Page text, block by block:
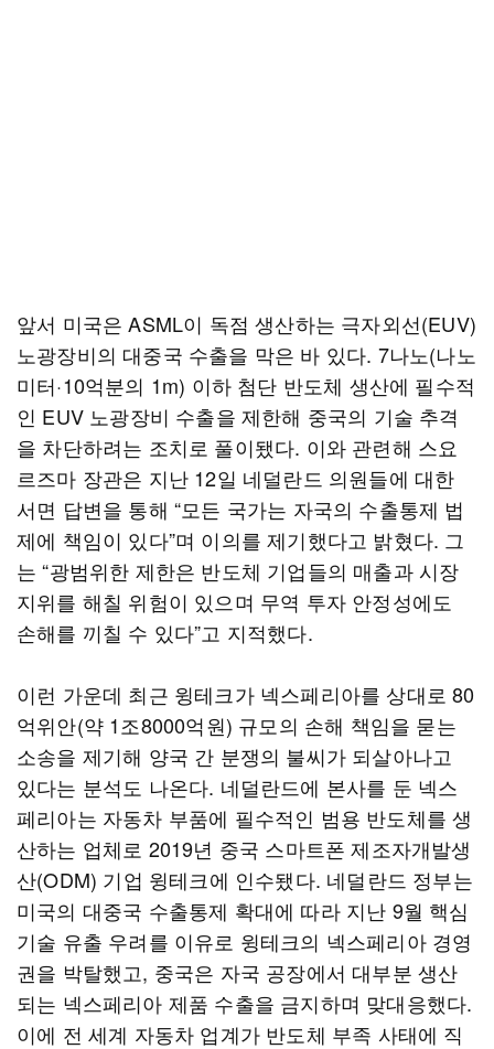
앞서 미국은 ASML이 독점 생산하는 극자외선(EUV)
노광장비의 대중국 수출을 막은 바 있다. 7나노(나노
미터·10억분의 1m) 이하 첨단 반도체 생산에 필수적
인 EUV 노광장비 수출을 제한해 중국의 기술 추격
을 차단하려는 조치로 풀이됐다. 이와 관련해 스요
르즈마 장관은 지난 12일 네덜란드 의원들에 대한
서면 답변을 통해 “모든 국가는 자국의 수출통제 법
제에 책임이 있다”며 이의를 제기했다고 밝혔다. 그
는 “광범위한 제한은 반도체 기업들의 매출과 시장
지위를 해칠 위험이 있으며 무역 투자 안정성에도
손해를 끼칠 수 있다”고 지적했다.
이런 가운데 최근 윙테크가 넥스페리아를 상대로 80
억위안(약 1조8000억원) 규모의 손해 책임을 묻는
소송을 제기해 양국 간 분쟁의 불씨가 되살아나고
있다는 분석도 나온다. 네덜란드에 본사를 둔 넥스
페리아는 자동차 부품에 필수적인 범용 반도체를 생
산하는 업체로 2019년 중국 스마트폰 제조자개발생
산(ODM) 기업 윙테크에 인수됐다. 네덜란드 정부는
미국의 대중국 수출통제 확대에 따라 지난 9월 핵심
기술 유출 우려를 이유로 윙테크의 넥스페리아 경영
권을 박탈했고, 중국은 자국 공장에서 대부분 생산
되는 넥스페리아 제품 수출을 금지하며 맞대응했다.
이에 전 세계 자동차 업계가 반도체 부족 사태에 직